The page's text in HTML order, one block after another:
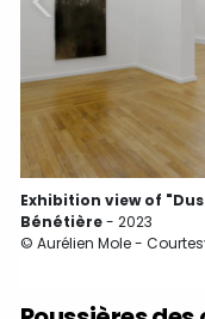
Exhibition view of
Bénétière- 2023
© Aurélien Mole -